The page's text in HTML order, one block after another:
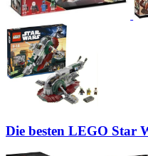
Die besten LEGO Star